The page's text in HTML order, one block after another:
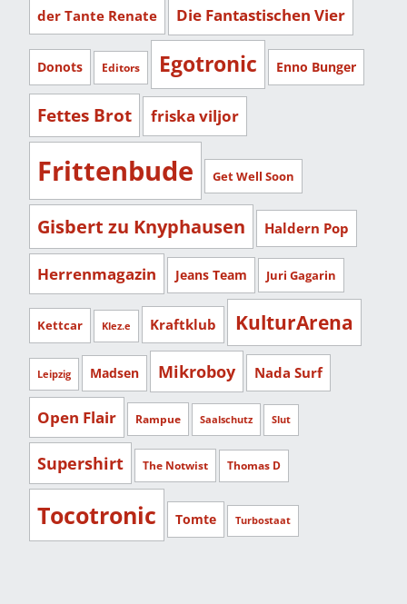
der Tante Renate Die Fantastischen Vier
Donots Editors Egotronic Enno Bunger
Fettes Brot friska viljor
Frittenbude Get Well Soon
Gisbert zu Knyphausen Haldern Pop
Herrenmagazin Jeans Team Juri Gagarin
Kettcar Klez.e Kraftklub KulturArena
Leipzig Madsen Mikroboy Nada Surf
Open Flair Rampue Saalschutz Slut
Supershirt The Notwist Thomas D
Tocotronic Tomte Turbostaat